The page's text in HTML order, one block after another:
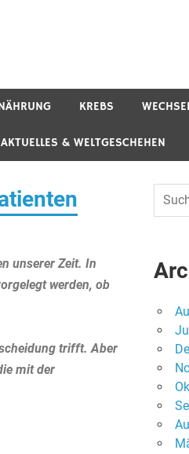
KREBS
AKTUELLES & WELTGESCHEHEN
unserer Zeit. In
werden, ob
trifft. Aber
mit der